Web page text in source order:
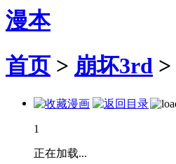
漫本
首页 > 崩坏3rd >
1
正在加载...